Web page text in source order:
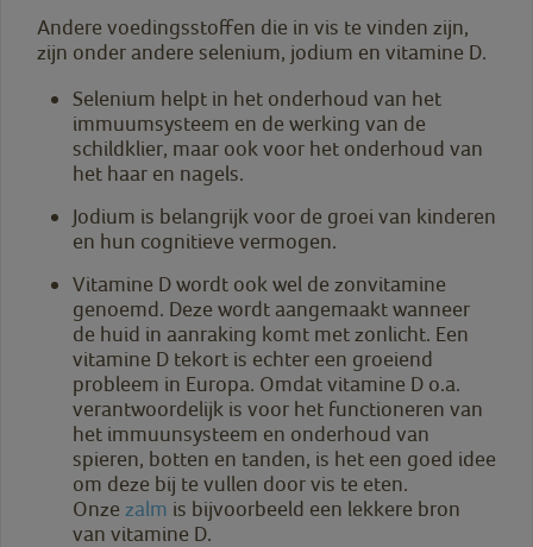
Andere voedingsstoffen die in vis te vinden zijn,
zijn onder andere selenium, jodium en vitamine D.
Selenium helpt in het onderhoud van het
immuumsysteem en de werking van de
schildklier, maar ook voor het onderhoud van
het haar en nagels.
Jodium is belangrijk voor de groei van kinderen
en hun cognitieve vermogen.
Vitamine D wordt ook wel de zonvitamine
genoemd. Deze wordt aangemaakt wanneer
de huid in aanraking komt met zonlicht. Een
vitamine D tekort is echter een groeiend
probleem in Europa. Omdat vitamine D o.a.
verantwoordelijk is voor het functioneren van
het immuunsysteem en onderhoud van
spieren, botten en tanden, is het een goed idee
om deze bij te vullen door vis te eten.
Onze zalm is bijvoorbeeld een lekkere bron
van vitamine D.